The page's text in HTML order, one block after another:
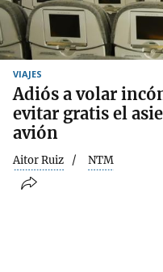
VIAJES
Adiós a volar
evitar gratis el
avión
Aitor Ruiz NTM